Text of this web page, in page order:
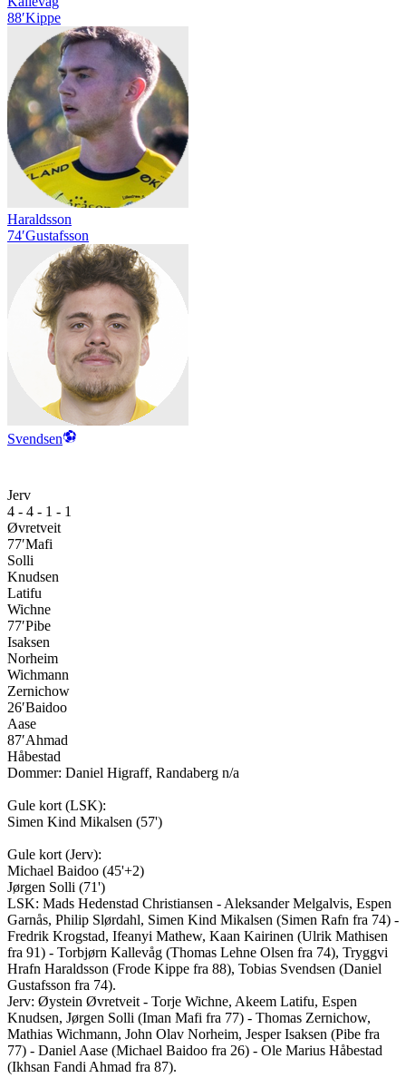
88′Kippe
Haraldsson
74′Gustafsson
Svendsen
Jerv
4 - 4 - 1 - 1
Øvretveit
77′Mafi
Solli
Knudsen
Latifu
Wichne
77′Pibe
Isaksen
Norheim
Wichmann
Zernichow
26′Baidoo
Aase
87′Ahmad
Håbestad
Dommer: Daniel Higraff, Randaberg n/a
Gule kort (LSK):
Simen Kind Mikalsen (57')
Gule kort (Jerv):
Michael Baidoo (45'+2)
Jørgen Solli (71')
LSK: Mads Hedenstad Christiansen - Aleksander Melgalvis, Espen
Garnås, Philip Slørdahl, Simen Kind Mikalsen (Simen Rafn fra 74) -
Fredrik Krogstad, Ifeanyi Mathew, Kaan Kairinen (Ulrik Mathisen
fra 91) - Torbjørn Kallevåg (Thomas Lehne Olsen fra 74), Tryggvi
Hrafn Haraldsson (Frode Kippe fra 88), Tobias Svendsen (Daniel
Gustafsson fra 74).
Jerv: Øystein Øvretveit - Torje Wichne, Akeem Latifu, Espen
Knudsen, Jørgen Solli (Iman Mafi fra 77) - Thomas Zernichow,
Mathias Wichmann, John Olav Norheim, Jesper Isaksen (Pibe fra
77) - Daniel Aase (Michael Baidoo fra 26) - Ole Marius Håbestad
(Ikhsan Fandi Ahmad fra 87).